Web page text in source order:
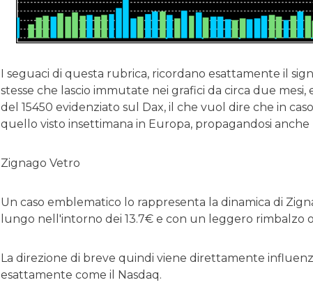
I seguaci di questa rubrica, ricordano esattamente il
stesse che lascio immutate nei grafici da circa due
del 15450 evidenziato sul Dax, il che vuol dire che in
quello visto insettimana in Europa, propagandosi
Zignago Vetro
Un caso emblematico lo rappresenta la dinamica di
lungo nell'intorno dei 13.7€ e con un leggero
La direzione di breve quindi viene direttamente
esattamente come il Nasdaq.